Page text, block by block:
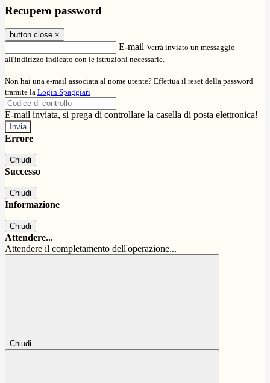
Recupero password
button close ×
E-mail Verrà inviato un messaggio
all'indirizzo indicato con le istruzioni necessarie.
Non hai una e-mail associata al nome utente? Effettua il reset della password
tramite la Login Spaggiari
E-mail inviata, si prega di controllare la casella di posta elettronica!
Errore
Chiudi
Successo
Chiudi
Informazione
Chiudi
Attendere...
Attendere il completamento dell'operazione...
Chiudi